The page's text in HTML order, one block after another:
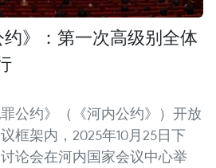
约》：第一次高级别全体
公约》（《河内公约》）开放
框架内，2025年10月25日下
论会在河内国家会议中心举